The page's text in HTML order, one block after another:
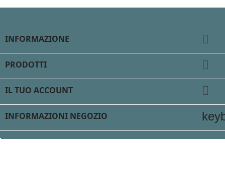
INFORMAZIONE 
PRODOTTI 
IL TUO ACCOUNT 
INFORMAZIONI NEGOZIO